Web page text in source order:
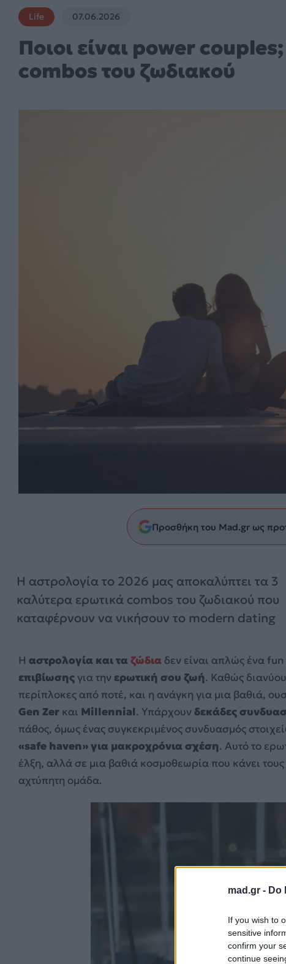
mad.gr - Do
If you wish to
sensitive
confirm your
continue
Life 07.06.2026
Ποιοι είναι power
combos του ζωδιακού
Προσθήκη του Mad.gr ως
Η αστρολογία το 2026 μας αποκαλύπτει τα 3
καλύτερα ερωτικά combos του ζωδιακού που
καταφέρνουν να νικήσουν το modern dating
Η αστρολογία και τα ζώδια δεν είναι απλώς ένα
επιβίωσης για την ερωτική σου ζωή. Καθώς
περίπλοκες από ποτέ, και η ανάγκη για μια βαθιά,
Gen Zer και Millennial. Υπάρχουνδεκάδες
πάθος, όμως ένας συγκεκριμένος συνδυασμός
«safe haven» για μακροχρόνια σχέση. Αυτό το
έλξη, αλλά σε μια βαθιά κοσμοθεωρία που κάνει
αχτύπητη ομάδα.